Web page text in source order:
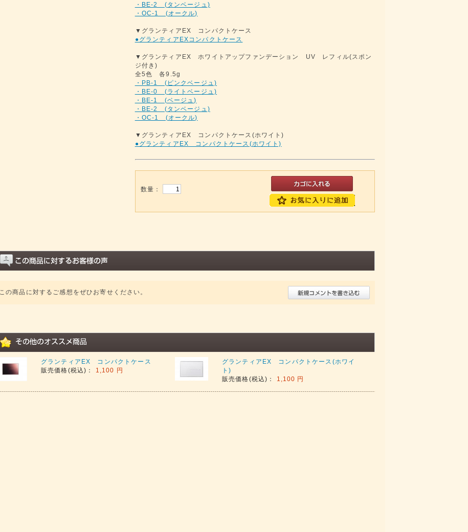
・BE-2 (タンベージュ)
・OC-1 (オークル)
▼グランティアEX コンパクトケース
●グランティアEXコンパクトケース
▼グランティアEX ホワイトアップファンデーション UV レフィル(スポン
ジ付き)
全5色 各9.5g
・PB-1 (ピンクベージュ)
・BE-0 (ライトベージュ)
・BE-1 (ベージュ)
・BE-2 (タンベージュ)
・OC-1 (オークル)
▼グランティアEX コンパクトケース(ホワイト)
●グランティアEX コンパクトケース(ホワイト)
数量：
この商品に対するご感想をぜひお寄せください。
グランティアEX コンパクトケース
販売価格(税込)：
1,100 円
グランティアEX コンパクトケース(ホワイ
ト)
販売価格(税込)：
1,100 円